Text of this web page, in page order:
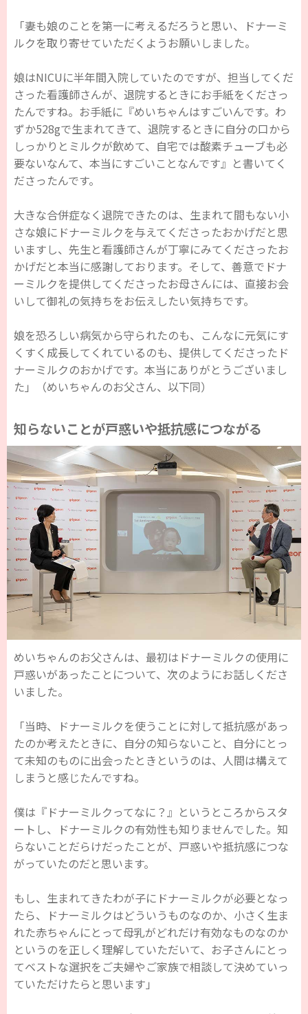
「妻も娘のことを第一に考えるだろうと思い、ドナーミ
ルクを取り寄せていただくようお願いしました。
娘はNICUに半年間入院していたのですが、担当してくだ
さった看護師さんが、退院するときにお手紙をくださっ
たんですね。お手紙に『めいちゃんはすごいんです。わ
ずか528gで生まれてきて、退院するときに自分の口から
しっかりとミルクが飲めて、自宅では酸素チューブも必
要ないなんて、本当にすごいことなんです』と書いてく
ださったんです。
大きな合併症なく退院できたのは、生まれて間もない小
さな娘にドナーミルクを与えてくださったおかげだと思
いますし、先生と看護師さんが丁寧にみてくださったお
かげだと本当に感謝しております。そして、善意でドナ
ーミルクを提供してくださったお母さんには、直接お会
いして御礼の気持ちをお伝えしたい気持ちです。
娘を恐ろしい病気から守られたのも、こんなに元気にす
くすく成長してくれているのも、提供してくださったド
ナーミルクのおかげです。本当にありがとうございまし
た」（めいちゃんのお父さん、以下同）
知らないことが戸惑いや抵抗感につながる
めいちゃんのお父さんは、最初はドナーミルクの使用に
戸惑いがあったことについて、次のようにお話しくださ
いました。
「当時、ドナーミルクを使うことに対して抵抗感があっ
たのか考えたときに、自分の知らないこと、自分にとっ
て未知のものに出会ったときというのは、人間は構えて
しまうと感じたんですね。
僕は『ドナーミルクってなに？』というところからスタ
ートし、ドナーミルクの有効性も知りませんでした。知
らないことだらけだったことが、戸惑いや抵抗感につな
がっていたのだと思います。
もし、生まれてきたわが子にドナーミルクが必要となっ
たら、ドナーミルクはどういうものなのか、小さく生ま
れた赤ちゃんにとって母乳がどれだけ有効なものなのか
というのを正しく理解していただいて、お子さんにとっ
てベストな選択をご夫婦やご家族で相談して決めていっ
ていただけたらと思います」